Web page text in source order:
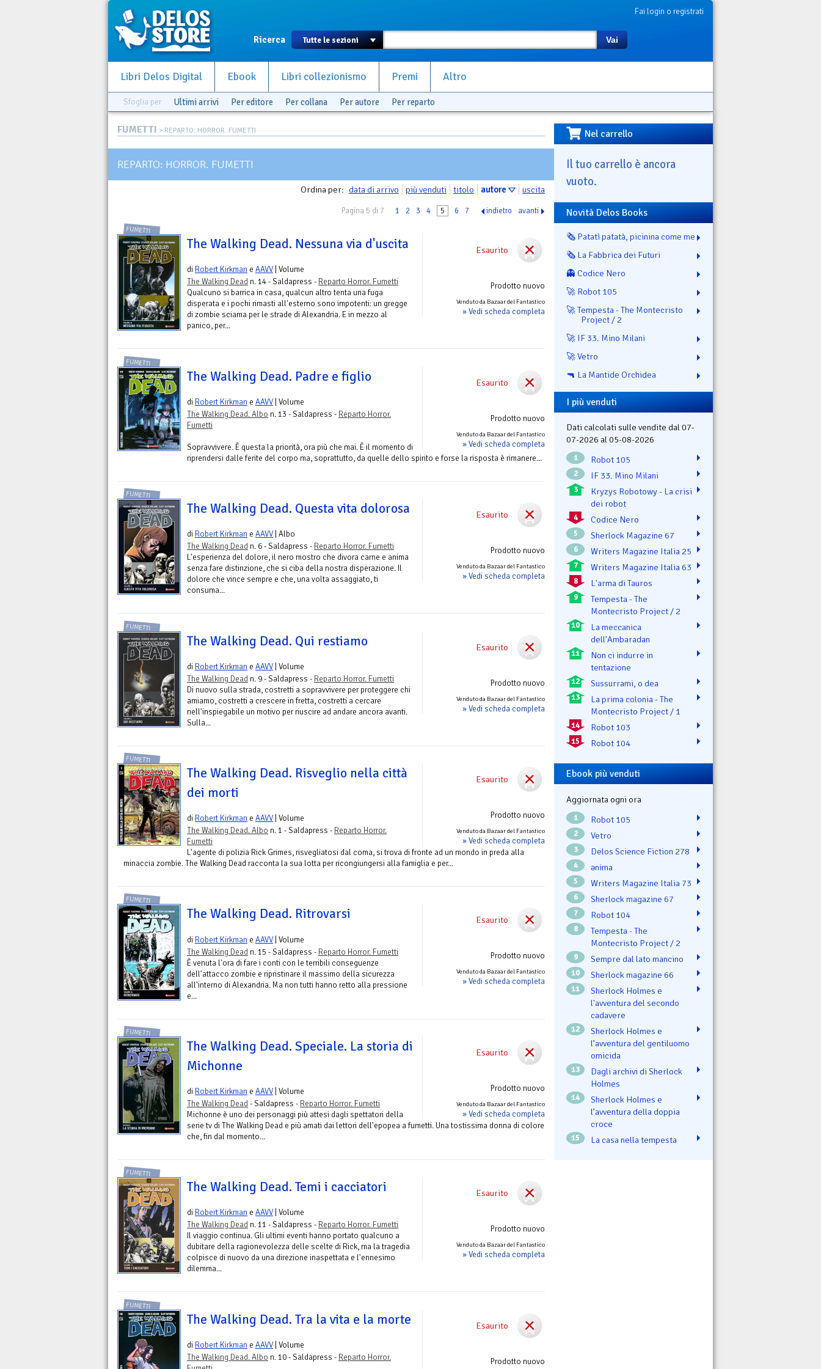
Fai login o registrati
Ricerca Vai
Libri Delos Digital Ebook Libri collezionismo Premi Altro
Sfoglia per Ultimi arrivi Per editore Per collana Per autore Per reparto
FUMETTI > REPARTO: HORROR. FUMETTI
REPARTO: HORROR. FUMETTI
Ordina per: data di arrivo più venduti titolo autore uscita
Pagina 5 di 7 1 2 3 4 5 6 7 indietro avanti
Esaurito
Prodotto nuovo
Venduto da Bazaar del Fantastico
» Vedi scheda completa
FUMETTI
The Walking Dead. Nessuna via d'uscita
di Robert Kirkman e AAVV | Volume
The Walking Dead n. 14 - Saldapress - Reparto Horror. Fumetti
Qualcuno si barrica in casa, qualcun altro tenta una fuga
disperata e i pochi rimasti all'esterno sono impotenti: un gregge
di zombie sciama per le strade di Alexandria. E in mezzo al
panico, per...
Esaurito
Prodotto nuovo
Venduto da Bazaar del Fantastico
» Vedi scheda completa
FUMETTI
The Walking Dead. Padre e figlio
di Robert Kirkman e AAVV | Volume
The Walking Dead. Albo n. 13 - Saldapress - Reparto Horror.
Fumetti
Sopravvivere. È questa la priorità, ora più che mai. È il momento di
riprendersi dalle ferite del corpo ma, soprattutto, da quelle dello spirito e forse la risposta è rimanere...
Esaurito
Prodotto nuovo
Venduto da Bazaar del Fantastico
» Vedi scheda completa
FUMETTI
The Walking Dead. Questa vita dolorosa
di Robert Kirkman e AAVV | Albo
The Walking Dead n. 6 - Saldapress - Reparto Horror. Fumetti
L'esperienza del dolore, il nero mostro che divora carne e anima
senza fare distinzione, che si ciba della nostra disperazione. Il
dolore che vince sempre e che, una volta assaggiato, ti
consuma...
Esaurito
Prodotto nuovo
Venduto da Bazaar del Fantastico
» Vedi scheda completa
FUMETTI
The Walking Dead. Qui restiamo
di Robert Kirkman e AAVV | Volume
The Walking Dead n. 9 - Saldapress - Reparto Horror. Fumetti
Di nuovo sulla strada, costretti a sopravvivere per proteggere chi
amiamo, costretti a crescere in fretta, costretti a cercare
nell'inspiegabile un motivo per riuscire ad andare ancora avanti.
Sulla...
Esaurito
Prodotto nuovo
Venduto da Bazaar del Fantastico
» Vedi scheda completa
FUMETTI
The Walking Dead. Risveglio nella città
dei morti
di Robert Kirkman e AAVV | Volume
The Walking Dead. Albo n. 1 - Saldapress - Reparto Horror.
Fumetti
L'agente di polizia Rick Grimes, risvegliatosi dal coma, si trova di fronte ad un mondo in preda alla
minaccia zombie. The Walking Dead racconta la sua lotta per ricongiungersi alla famiglia e per...
Esaurito
Prodotto nuovo
Venduto da Bazaar del Fantastico
» Vedi scheda completa
FUMETTI
The Walking Dead. Ritrovarsi
di Robert Kirkman e AAVV | Volume
The Walking Dead n. 15 - Saldapress - Reparto Horror. Fumetti
È venuta l'ora di fare i conti con le terribili conseguenze
dell'attacco zombie e ripristinare il massimo della sicurezza
all'interno di Alexandria. Ma non tutti hanno retto alla pressione
e...
Esaurito
Prodotto nuovo
Venduto da Bazaar del Fantastico
» Vedi scheda completa
FUMETTI
The Walking Dead. Speciale. La storia di
Michonne
di Robert Kirkman e AAVV | Volume
The Walking Dead- Saldapress - Reparto Horror. Fumetti
Michonne è uno dei personaggi più attesi dagli spettatori della
serie tv di The Walking Dead e più amati dai lettori dell'epopea a fumetti. Una tostissima donna di colore
che, fin dal momento...
Esaurito
Prodotto nuovo
Venduto da Bazaar del Fantastico
» Vedi scheda completa
FUMETTI
The Walking Dead. Temi i cacciatori
di Robert Kirkman e AAVV | Volume
The Walking Dead n. 11 - Saldapress - Reparto Horror. Fumetti
Il viaggio continua. Gli ultimi eventi hanno portato qualcuno a
dubitare della ragionevolezza delle scelte di Rick, ma la tragedia
colpisce di nuovo da una direzione inaspettata e l'ennesimo
dilemma...
Esaurito
Prodotto nuovo
FUMETTI
The Walking Dead. Tra la vita e la morte
di Robert Kirkman e AAVV | Volume
The Walking Dead. Albo n. 10 - Saldapress - Reparto Horror.
Nel carrello
Il tuo carrello è ancora
vuoto.
Novità Delos Books
🗞️ Patatì patatà, picinina come me
🗞️ La Fabbrica dei Futuri
👻 Codice Nero
🚀 Robot 105
🚀 Tempesta - The Montecristo
Project / 2
🚀 IF 33. Mino Milani
🚀 Vetro
🔫 La Mantide Orchidea
I più venduti
Dati calcolati sulle vendite dal 07-
07-2026 al 05-08-2026
1 Robot 105
2 IF 33. Mino Milani
3
Kryzys Robotowy - La crisi
dei robot
4 Codice Nero
5 Sherlock Magazine 67
6 Writers Magazine Italia 25
7 Writers Magazine Italia 63
8 L'arma di Tauros
9
Tempesta - The
Montecristo Project / 2
10
La meccanica
dell'Ambaradan
11
Non ci indurre in
tentazione
12 Sussurrami, o dea
13
La prima colonia - The
Montecristo Project / 1
14 Robot 103
15 Robot 104
Ebook più venduti
Aggiornata ogni ora
1 Robot 105
2 Vetro
3 Delos Science Fiction 278
4 ənima
5 Writers Magazine Italia 73
6 Sherlock magazine 67
7 Robot 104
8
Tempesta - The
Montecristo Project / 2
9 Sempre dal lato mancino
10 Sherlock magazine 66
11
Sherlock Holmes e
l'avventura del secondo
cadavere
12
Sherlock Holmes e
l’avventura del gentiluomo
omicida
13
Dagli archivi di Sherlock
Holmes
14
Sherlock Holmes e
l’avventura della doppia
croce
15 La casa nella tempesta